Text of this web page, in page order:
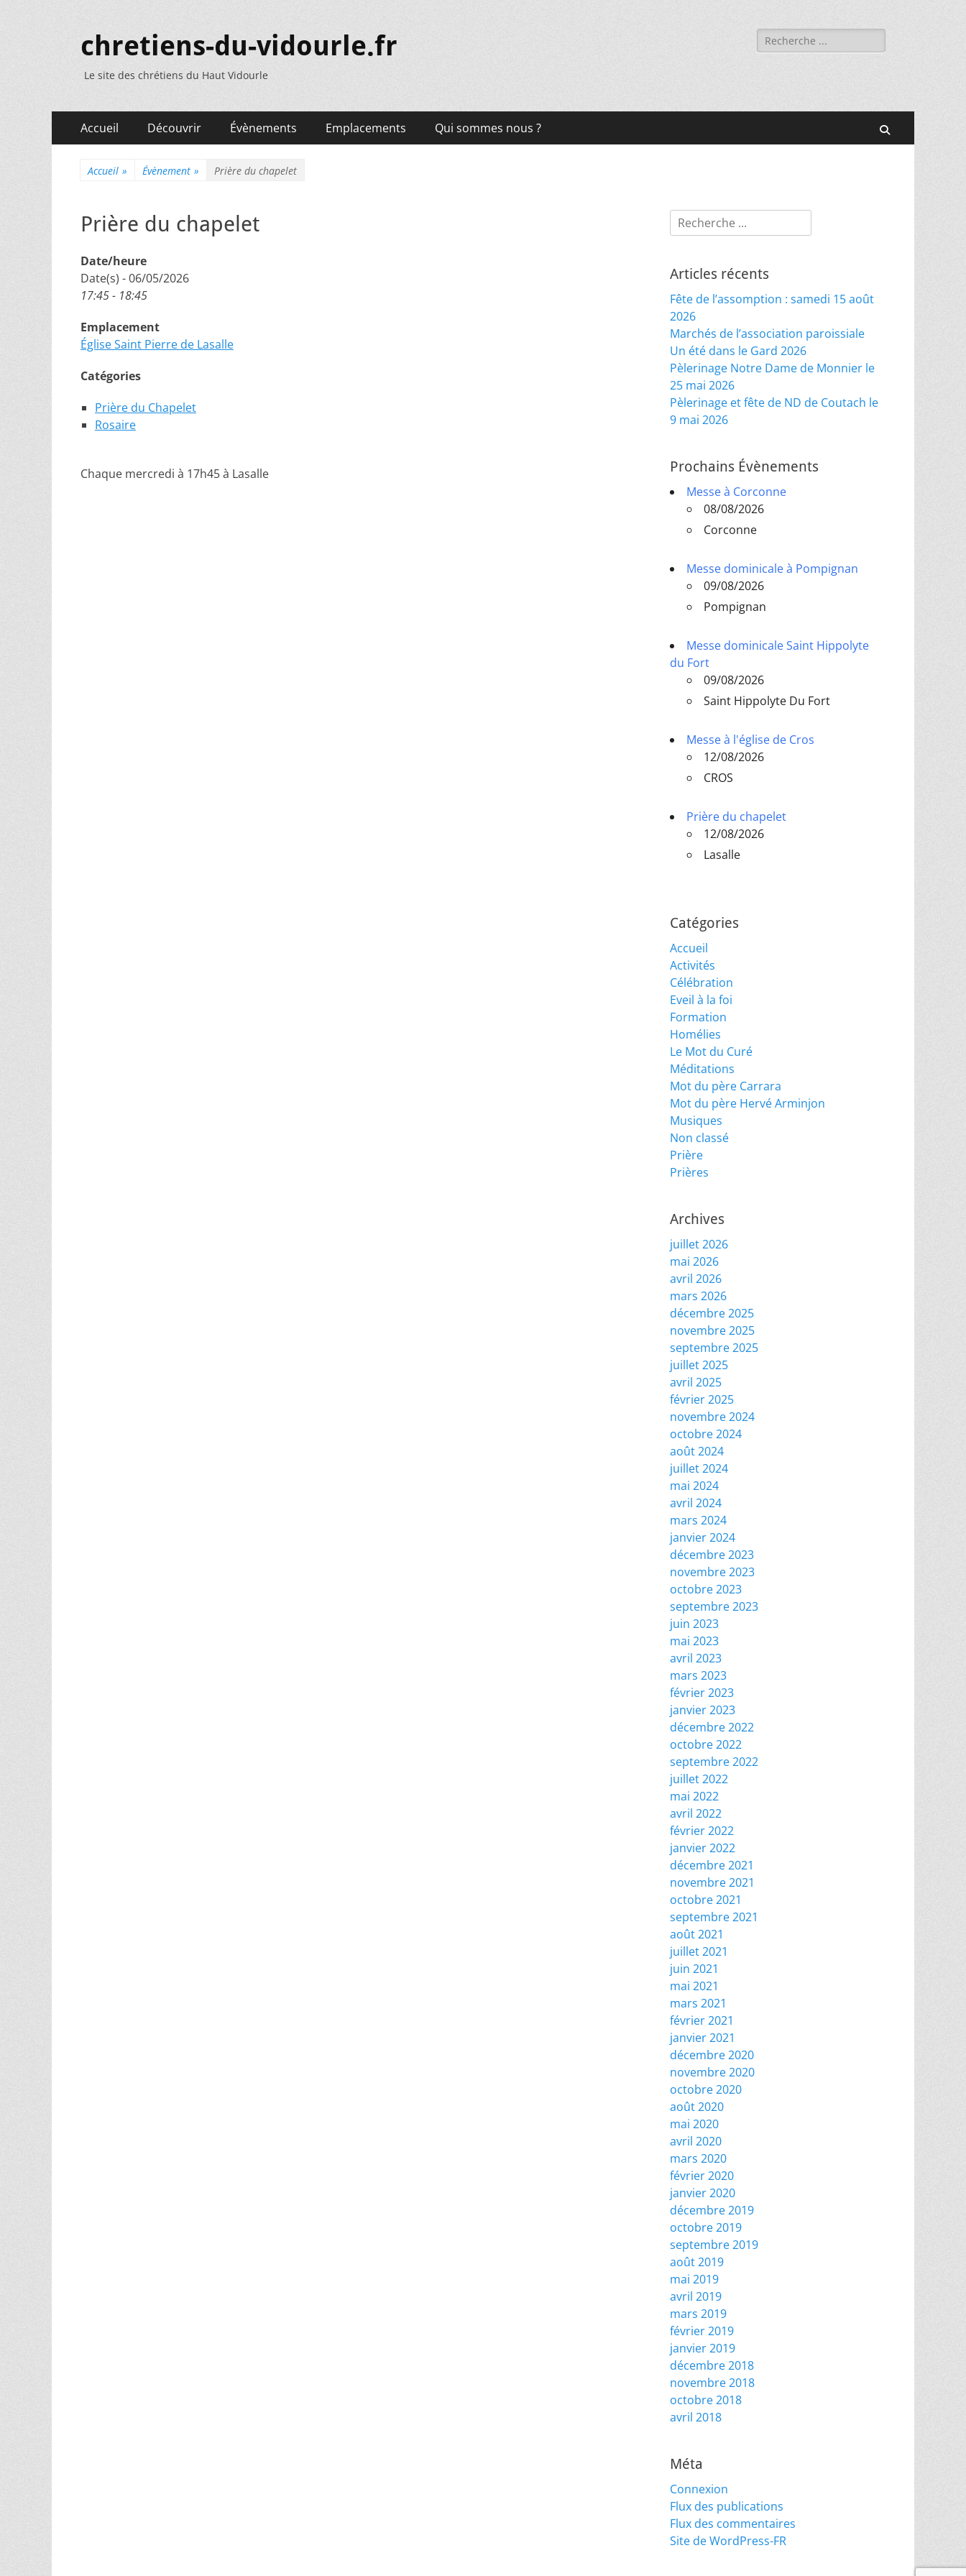
chretiens-du-vidourle.fr
Le site des chrétiens du Haut Vidourle
Rechercher :
Menu
principal
Accueil Découvrir Évènements Emplacements Qui sommes nous ?
Accueil » Évènement » Prière du chapelet
Prière du chapelet
Date/heure
Date(s) - 06/05/2026
17:45 - 18:45
Emplacement
Église Saint Pierre de Lasalle
Catégories
Prière du Chapelet
Rosaire
Chaque mercredi à 17h45 à Lasalle
Rechercher :
Articles récents
Fête de l’assomption : samedi 15 août
2026
Marchés de l’association paroissiale
Un été dans le Gard 2026
Pèlerinage Notre Dame de Monnier le
25 mai 2026
Pèlerinage et fête de ND de Coutach le
9 mai 2026
Prochains Évènements
Messe à Corconne
08/08/2026
Corconne
Messe dominicale à Pompignan
09/08/2026
Pompignan
Messe dominicale Saint Hippolyte
du Fort
09/08/2026
Saint Hippolyte Du Fort
Messe à l'église de Cros
12/08/2026
CROS
Prière du chapelet
12/08/2026
Lasalle
Catégories
Accueil
Activités
Célébration
Eveil à la foi
Formation
Homélies
Le Mot du Curé
Méditations
Mot du père Carrara
Mot du père Hervé Arminjon
Musiques
Non classé
Prière
Prières
Archives
juillet 2026
mai 2026
avril 2026
mars 2026
décembre 2025
novembre 2025
septembre 2025
juillet 2025
avril 2025
février 2025
novembre 2024
octobre 2024
août 2024
juillet 2024
mai 2024
avril 2024
mars 2024
janvier 2024
décembre 2023
novembre 2023
octobre 2023
septembre 2023
juin 2023
mai 2023
avril 2023
mars 2023
février 2023
janvier 2023
décembre 2022
octobre 2022
septembre 2022
juillet 2022
mai 2022
avril 2022
février 2022
janvier 2022
décembre 2021
novembre 2021
octobre 2021
septembre 2021
août 2021
juillet 2021
juin 2021
mai 2021
mars 2021
février 2021
janvier 2021
décembre 2020
novembre 2020
octobre 2020
août 2020
mai 2020
avril 2020
mars 2020
février 2020
janvier 2020
décembre 2019
octobre 2019
septembre 2019
août 2019
mai 2019
avril 2019
mars 2019
février 2019
janvier 2019
décembre 2018
novembre 2018
octobre 2018
avril 2018
Méta
Connexion
Flux des publications
Flux des commentaires
Site de WordPress-FR